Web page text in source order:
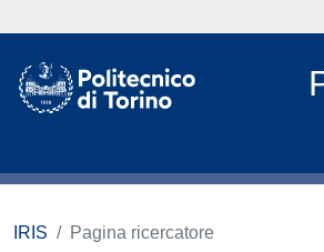
IRIS Pagina ricercatore